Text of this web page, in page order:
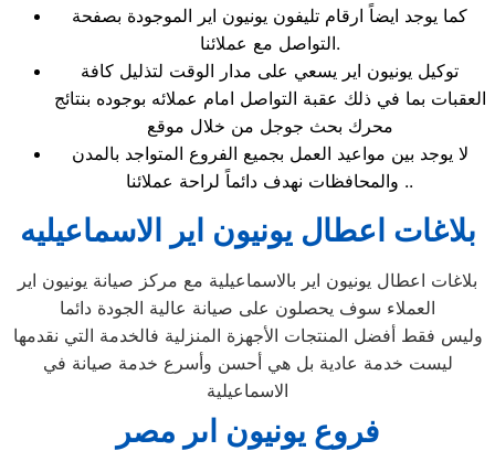
كما يوجد ايضاً ارقام تليفون يونيون اير الموجودة بصفحة
التواصل مع عملائنا.
توكيل يونيون اير يسعي على مدار الوقت لتذليل كافة
العقبات بما في ذلك عقبة التواصل امام عملائه بوجوده بنتائج
محرك بحث جوجل من خلال موقع
لا يوجد بين مواعيد العمل بجميع الفروع المتواجد بالمدن
والمحافظات نهدف دائماً لراحة عملائنا ..
بلاغات اعطال يونيون اير الاسماعيليه
بلاغات اعطال يونيون اير بالاسماعيلية مع مركز صيانة يونيون اير
العملاء سوف يحصلون على صيانة عالية الجودة دائما
وليس فقط أفضل المنتجات الأجهزة المنزلية فالخدمة التي نقدمها
ليست خدمة عادية بل هي أحسن وأسرع خدمة صيانة في
الاسماعيلية
فروع يونيون اىر مصر